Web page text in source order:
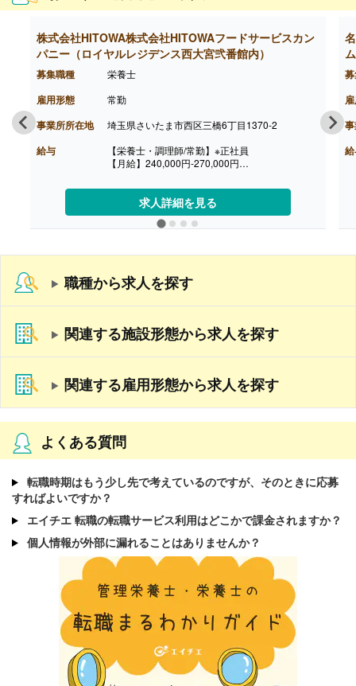
株式会社HITOWA株式会社HITOWAフードサービスカン
パニー（ロイヤルレジデンス西大宮弐番館内）
募集職種 栄養士
雇用形態 常勤
事業所所在地 埼玉県さいたま市西区三橋6丁目1370-2
給与
【栄養士・調理師/常勤】※正社員
【月給】240,000円-270,000円
【賞与】年2回2ヶ月※前年度実績
【通勤手当】あり
※公共交通機関:上限30,000円/月
※マイカー通勤:片道2km以上（ガソリン代は規定
【昇給】あり（年1回）
求人詳細を見る
職種から求人を探す
関連する施設形態から求人を探す
関連する雇用形態から求人を探す
よくある質問
転職時期はもう少し先で考えているのですが、そのときに応募
すればよいですか？
エイチエ 転職の転職サービス利用はどこかで課金されますか？
個人情報が外部に漏れることはありませんか？